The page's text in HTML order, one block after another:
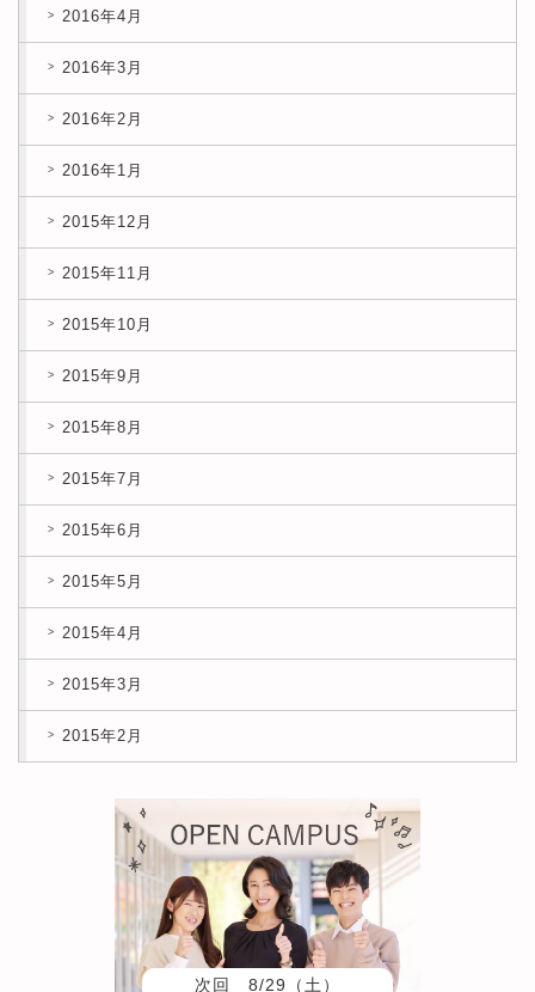
2016年4月
2016年3月
2016年2月
2016年1月
2015年12月
2015年11月
2015年10月
2015年9月
2015年8月
2015年7月
2015年6月
2015年5月
2015年4月
2015年3月
2015年2月
次回 8/29（土）